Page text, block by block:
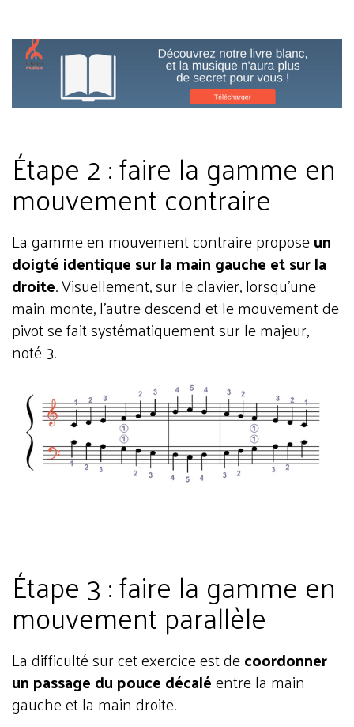
Étape 2 : faire la gamme en
mouvement contraire
La gamme en mouvement contraire proposeun
doigté identique sur la main gauche et sur la
droite. Visuellement, sur le clavier, lorsqu’une
main monte, l’autre descend et le mouvement de
pivot se fait systématiquement sur le majeur,
noté 3.
Étape 3 : faire la gamme en
mouvement parallèle
La difficulté sur cet exercice est decoordonner
un passage du pouce décaléentre la main
gauche et la main droite.